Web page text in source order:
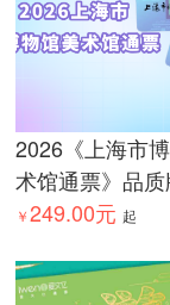
2026《上海市
术馆通票》品质
￥249.00元 起